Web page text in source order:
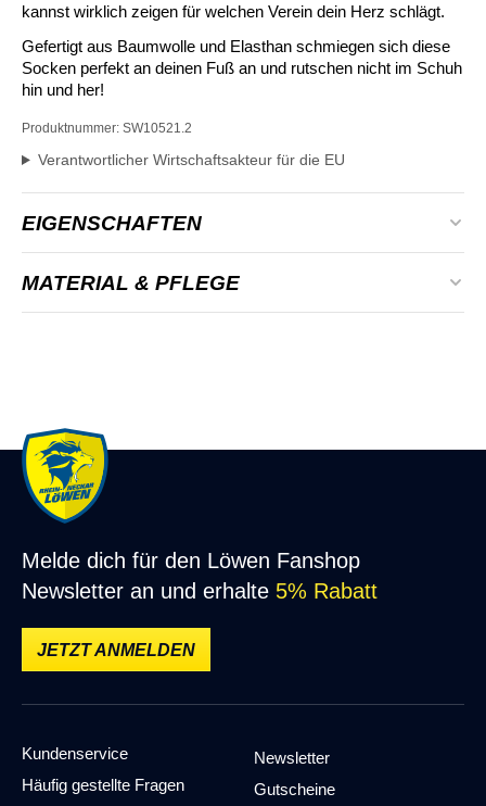
kannst wirklich zeigen für welchen Verein dein Herz schlägt.
Gefertigt aus Baumwolle und Elasthan schmiegen sich diese
Socken perfekt an deinen Fuß an und rutschen nicht im Schuh
hin und her!
Produktnummer: SW10521.2
Verantwortlicher Wirtschaftsakteur für die EU
EIGENSCHAFTEN
Farbe: Blau, Gelb
MATERIAL & PFLEGE
Melde dich für den Löwen Fanshop
Newsletter an und erhalte 5% Rabatt
JETZT ANMELDEN
Kundenservice
Häufig gestellte Fragen
Newsletter
Gutscheine